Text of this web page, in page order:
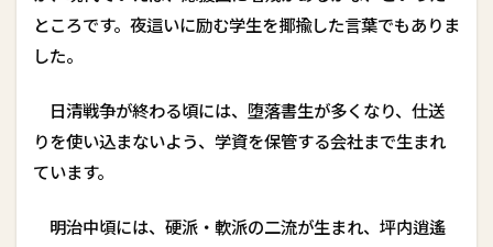
ところです。夜這いに励む学生を揶揄した言葉でもありま
した。
日清戦争が終わる頃には、堕落書生が多くなり、仕送
りを使い込まないよう、学資を保管する会社まで生まれ
ています。
明治中頃には、硬派・軟派の二流が生まれ、坪内逍遙